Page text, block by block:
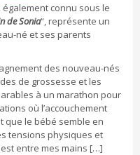
également connu sous le
de Sonia“, représente un
né et ses parents
des nouveau-nés
de grossesse et les
à un marathon pour
où l’accouchement
que le bébé semble en
tensions physiques et
entre mes mains […]